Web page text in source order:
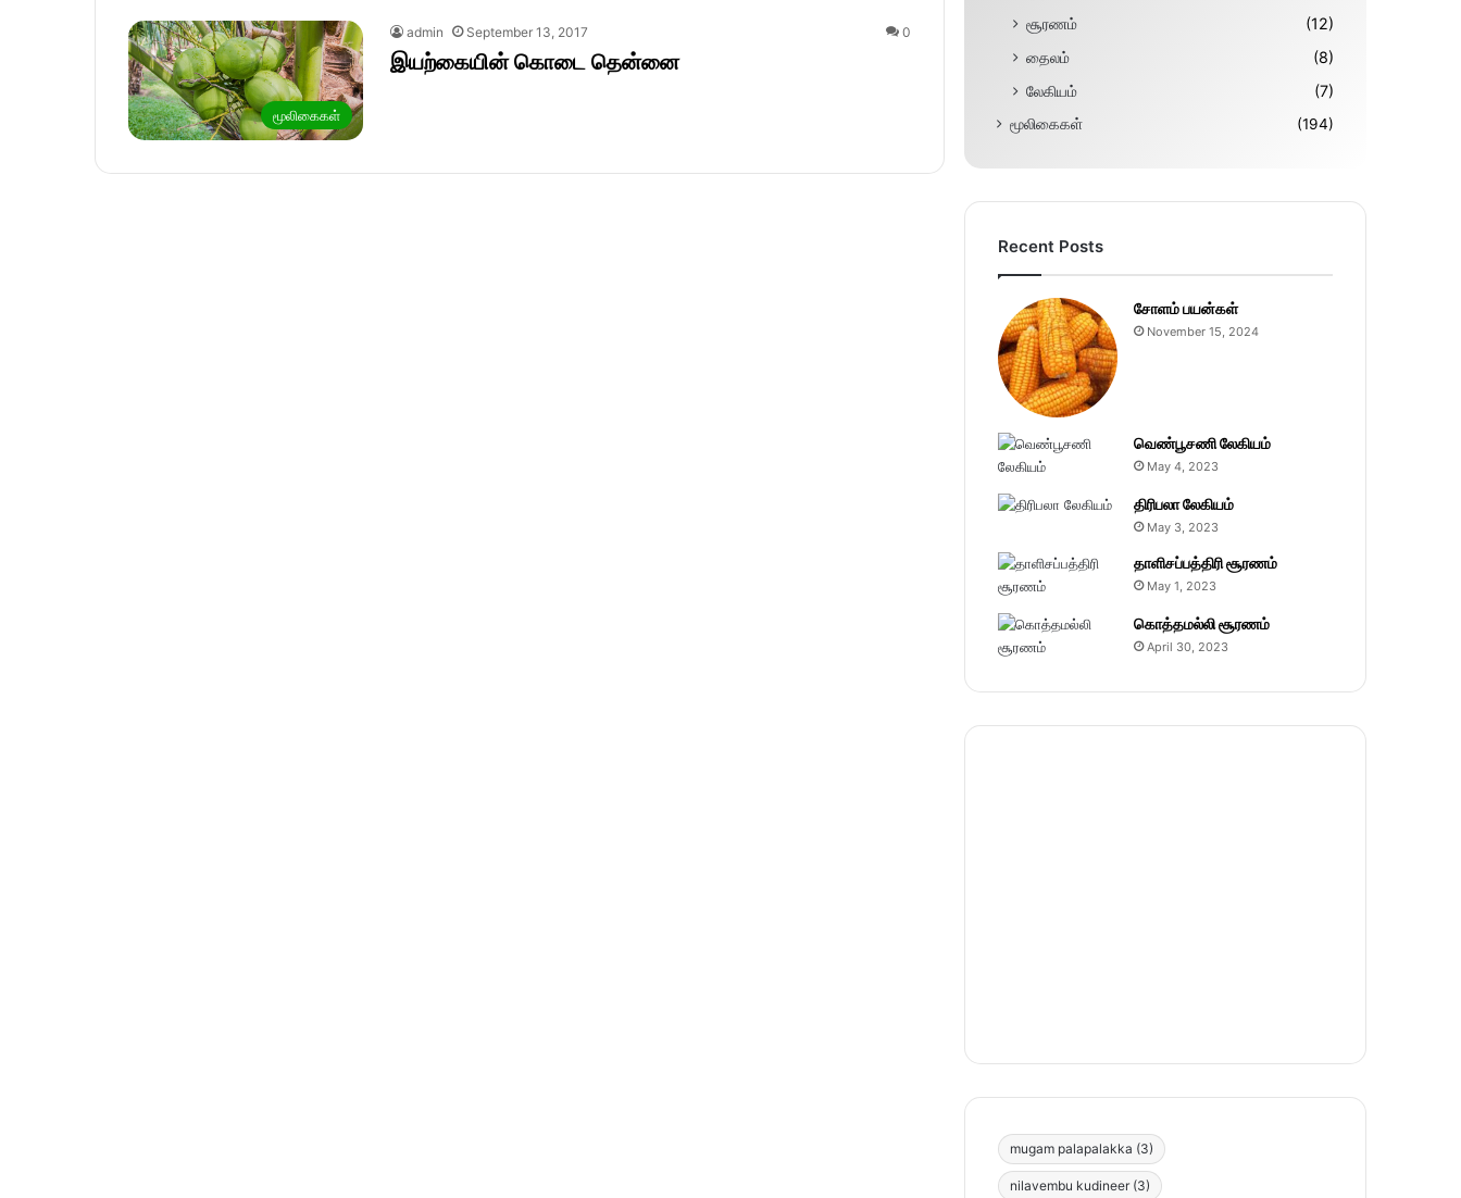
மூலிகைகள்
admin September 13, 2017 0
இயற்கையின் கொடை தென்னை
சூரணம்
(12)
தைலம்
(8)
லேகியம்
(7)
மூலிகைகள் (194)
Recent Posts
சோளம் பயன்கள்
November 15, 2024
வெண்பூசணி லேகியம்
May 4, 2023
திரிபலா லேகியம்
May 3, 2023
தாளிசப்பத்திரி சூரணம்
May 1, 2023
கொத்தமல்லி சூரணம்
April 30, 2023
mugam palapalakka (3)
nilavembu kudineer (3)